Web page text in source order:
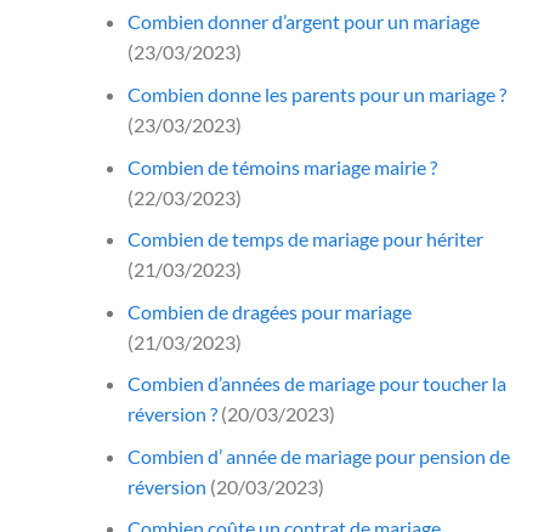
Combien donner d’argent pour un mariage
(23/03/2023)
Combien donne les parents pour un mariage ?
(23/03/2023)
Combien de témoins mariage mairie ?
(22/03/2023)
Combien de temps de mariage pour hériter
(21/03/2023)
Combien de dragées pour mariage
(21/03/2023)
Combien d’années de mariage pour toucher la
réversion ?(20/03/2023)
Combien d’ année de mariage pour pension de
réversion (20/03/2023)